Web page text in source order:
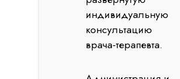
индивидуальную
консультацию
врача-терапевта.